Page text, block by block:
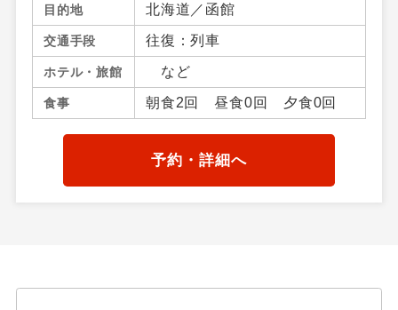
目的地 北海道／函館
交通手段 往復：列車
ホテル・旅館 など
食事 朝食2回 昼食0回 夕食0回
予約・詳細へ